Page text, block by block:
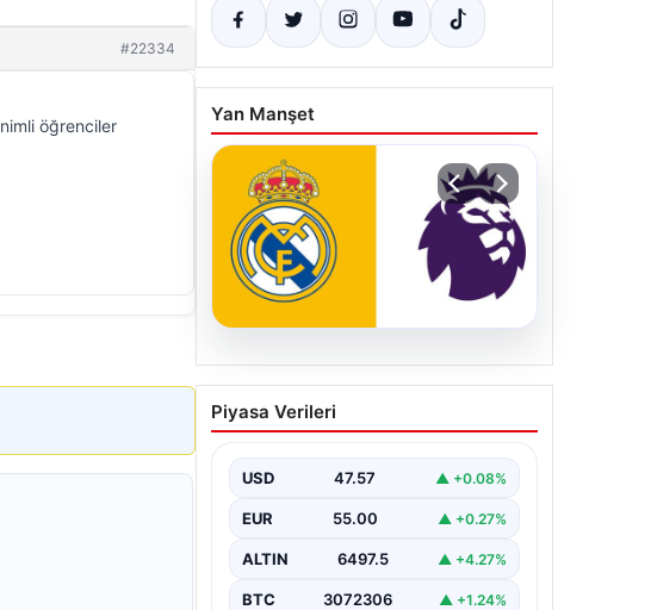
#22334
öğrenciler
Yan Manşet
04.08.2026
Premier Lig ekibi 50
milyon Euro ödeyip
Piyasa Verileri
USD 47.57 ▲ +0.08%
EUR 55.00 ▲ +0.27%
ALTIN 6497.5 ▲ +4.27%
BTC 3072306 ▲ +1.24%